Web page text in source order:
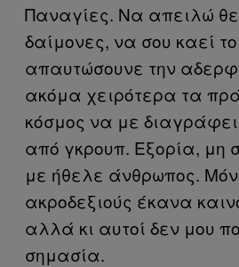
Παναγίες. Να απειλώ
δαίμονες, να σου καεί
απαυτώσουνε την
ακόμα χειρότερα τα
κόσμος να με
από γκρουπ. Εξορία, μη
με ήθελε άνθρωπος.
ακροδεξιούς έκανα
αλλά κι αυτοί δεν μου
σημασία.